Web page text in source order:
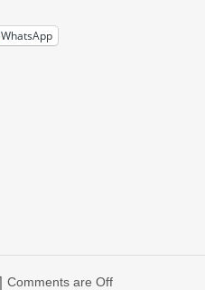
WhatsApp
Comments are Off